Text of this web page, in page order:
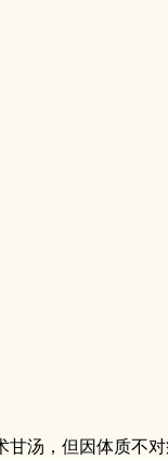
汤，但因体质不